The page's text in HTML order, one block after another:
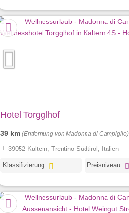
Hotel Torgglhof
39 km (Entfernung von Madonna di Campiglio)
39052 Kaltern, Trentino-Südtirol, Italien
Klassifizierung: Preisniveau: